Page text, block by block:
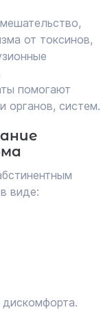
от токсинов,
помогают
органов, систем.
виде: